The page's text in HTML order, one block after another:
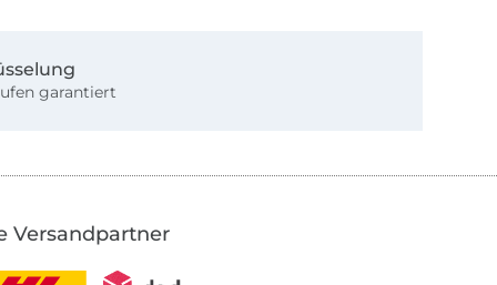
garantiert
Versandpartner